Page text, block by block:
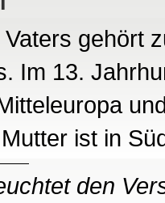
gehört
Im 13.
ist in
den